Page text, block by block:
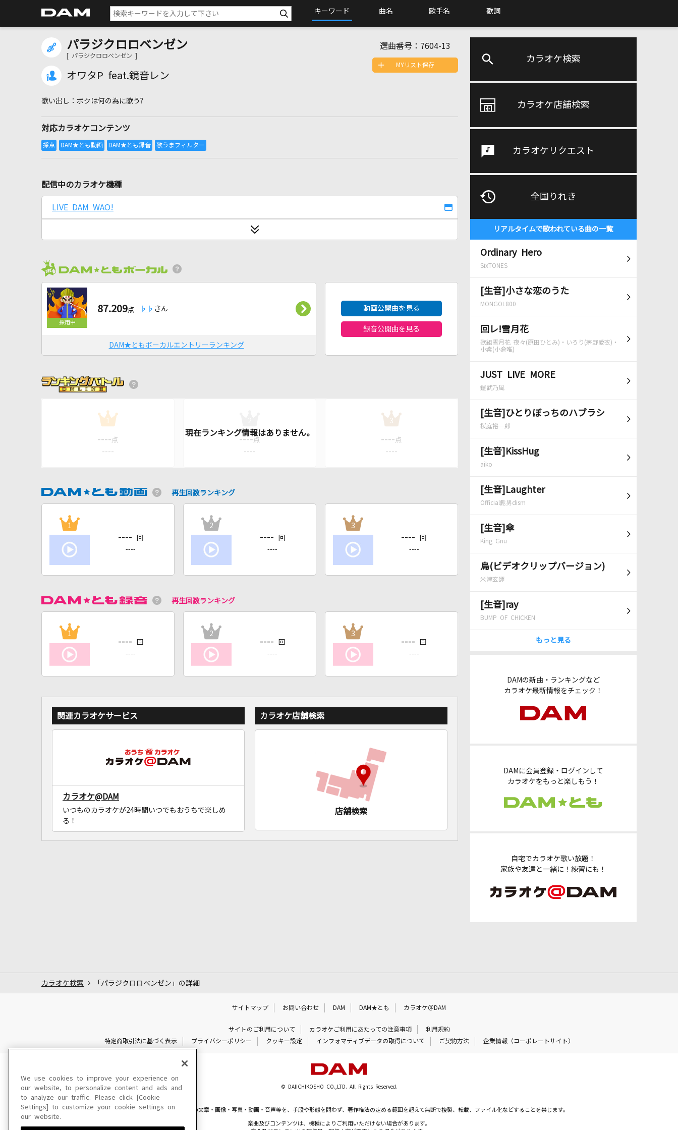
キーワード 曲名 歌手名 歌詞
カラオケ検索
カラオケ店舗検索
カラオケリクエスト
全国りれき
リアルタイムで歌われている曲の一覧
Ordinary Hero
SixTONES
[生音]小さな恋のうた
MONGOL800
回レ!雪月花
歌組雪月花 夜々(原田ひとみ)・いろり(茅野愛衣)・
小紫(小倉唯)
JUST LIVE MORE
鎧武乃風
[生音]ひとりぼっちのハブラシ
桜庭裕一郎
[生音]KissHug
aiko
[生音]Laughter
Official髭男dism
[生音]傘
King Gnu
烏(ビデオクリップバージョン)
米津玄師
[生音]ray
BUMP OF CHICKEN
もっと見る
DAMの新曲・ランキングなど
カラオケ最新情報をチェック！
DAMに会員登録・ログインして
カラオケをもっと楽しもう！
自宅でカラオケ歌い放題！
家族や友達と一緒に！練習にも！
パラジクロロベンゼン
[ パラジクロロベンゼン ]
オワタP feat.鏡音レン
選曲番号： 7604-13
ボクは何の為に歌う?
対応カラオケコンテンツ
MYリスト保存
配信中のカラオケ機種
LIVE DAM WAO!
87.209点 ♭♭ さん
DAM★ともボーカルエントリーランキング
動画公開曲を見る
録音公開曲を見る
1
---- 点
----
---- 点
----
3
---- 点
----
再生回数ランキング
1
---- 回
----
2
---- 回
----
3
---- 回
----
再生回数ランキング
1
---- 回
----
2
---- 回
----
3
---- 回
----
関連カラオケサービス
カラオケ@DAM
いつものカラオケが24時間いつでもおうちで楽しめ
る！
カラオケ店舗検索
店舗検索
カラオケ検索 「パラジクロロベンゼン」の詳細
サイトマップ お問い合わせ DAM DAM★とも カラオケ＠DAM
サイトのご利用について カラオケご利用にあたっての注意事項
利用規約
特定商取引法に基づく表示
プライバシーポリシー クッキー設定 インフォマティブデータの取得について ご契約方法 企業情報（コーポレートサイト）
© DAIICHIKOSHO CO.,LTD. All Rights Reserved.
このサイトに掲載されている一切の文章・画像・写真・動画・音声等を、手段や形態を問わず、著作権法の定める範囲を超えて無断で複製、転載、ファイル化などすることを禁じます。
楽曲及びコンテンツは、機種によりご利用いただけない場合があります。
We use cookies to improve your experience on
our website, to personalize content and ads and
to analyze our traffic. Please click [Cookie
Settings] to customize your cookie settings on
our website.